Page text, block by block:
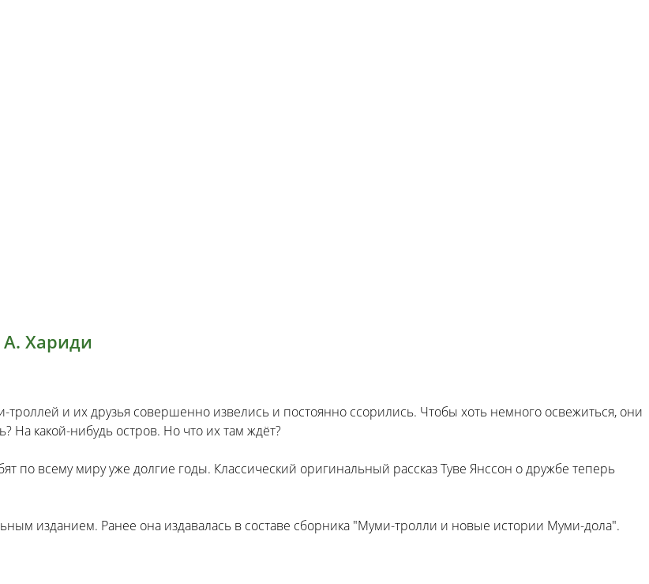
А. Хариди
и их друзья совершенно извелись и постоянно ссорились. Чтобы хоть немного освежиться, они
На какой-нибудь остров. Но что их там ждёт?
по всему миру уже долгие годы. Классический оригинальный рассказ Туве Янссон о дружбе теперь
изданием. Ранее она издавалась в составе сборника "Муми-тролли и новые истории Муми-дола".